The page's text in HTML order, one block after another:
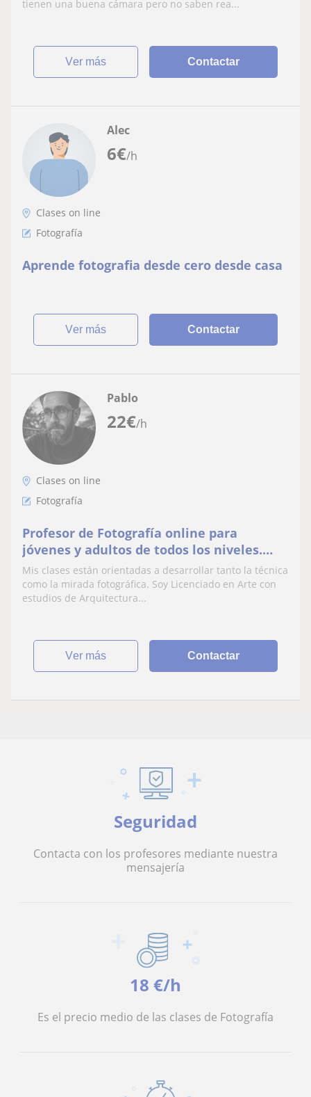
tienen una buena cámara pero no saben rea...
ver más Contactar
6€/h
Alec
Clases on line
Fotografía
Aprende fotografia desde cero desde casa
ver más Contactar
22€/h
Pablo
Clases on line
Fotografía
Profesor de Fotografía online para
jóvenes y adultos de todos los niveles.
Licenciado en Arte U ARCIS-Chile
Mis clases están orientadas a desarrollar tanto la técnica
como la mirada fotográfica. Soy Licenciado en Arte con
estudios de Arquitectura...
ver más Contactar
Seguridad
Contacta con los profesores mediante nuestra
mensajería
18 €/h
Es el precio medio de las clases de Fotografía